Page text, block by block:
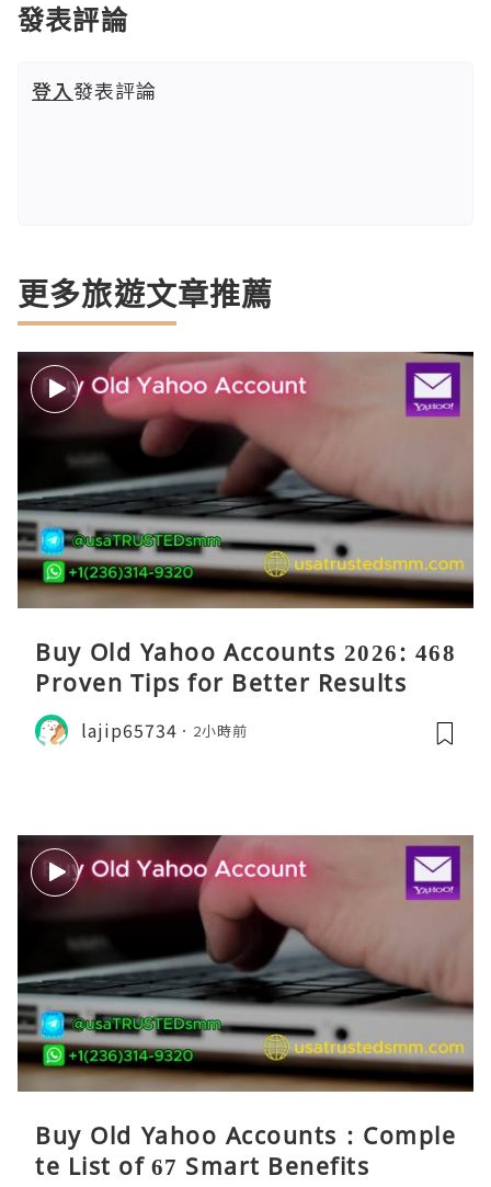
發表評論
登入發表評論
更多旅遊文章推薦
Buy Old Yahoo Accounts 2026: 468
Proven Tips for Better Results
lajip65734 2小時前
Buy Old Yahoo Accounts : Comple
te List of 67 Smart Benefits